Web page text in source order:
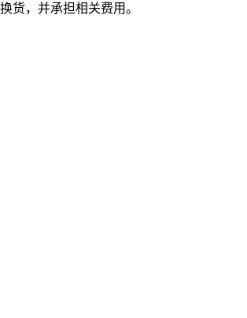
货，并承担相关费用。